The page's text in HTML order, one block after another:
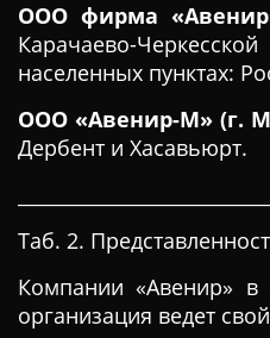
ООО фирма
Карачаево-
населенных пунктах:
ООО «Авенир-М» (г.
Дербент и Хасавьюрт.
Таб. 2.
Компании «Авенир» в
организация ведет